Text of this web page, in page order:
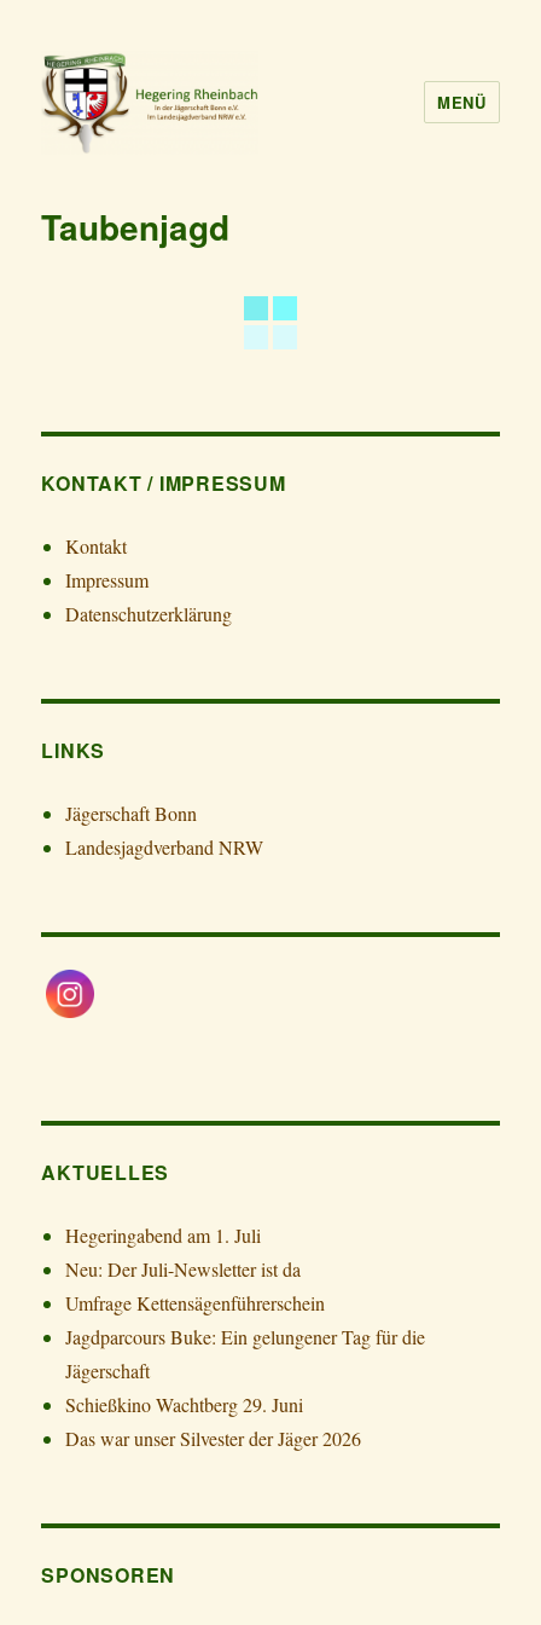
MENÜ
Taubenjagd
KONTAKT / IMPRESSUM
Kontakt
Impressum
Datenschutzerklärung
LINKS
Jägerschaft Bonn
Landesjagdverband NRW
AKTUELLES
Hegeringabend am 1. Juli
Neu: Der Juli-Newsletter ist da
Umfrage Kettensägenführerschein
Jagdparcours Buke: Ein gelungener Tag für die
Jägerschaft
Schießkino Wachtberg 29. Juni
Das war unser Silvester der Jäger 2026
SPONSOREN